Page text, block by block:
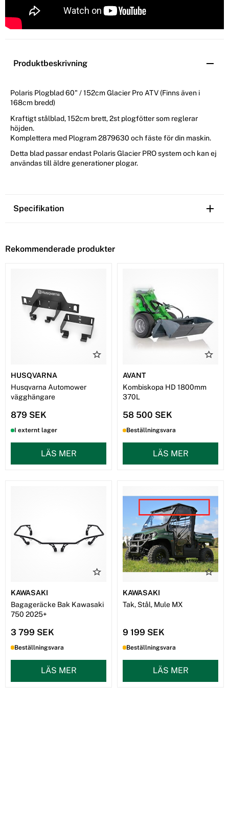
Produktbeskrivning
Polaris Plogblad 60" / 152cm Glacier Pro ATV (Finns även i
168cm bredd)
Kraftigt stålblad, 152cm brett, 2st plogfötter som reglerar
höjden.
Komplettera med Plogram 2879630 och fäste för din maskin.
Detta blad passar endast Polaris Glacier PRO system och kan ej
användas till äldre generationer plogar.
Specifikation
Rekommenderade produkter
HUSQVARNA
Husqvarna Automower
vägghängare
879 SEK
I externt lager
LÄS MER
AVANT
Kombiskopa HD 1800mm
370L
58 500 SEK
Beställningsvara
LÄS MER
KAWASAKI
Bagageräcke Bak Kawasaki
750 2025+
3 799 SEK
Beställningsvara
LÄS MER
KAWASAKI
Tak, Stål, Mule MX
9 199 SEK
Beställningsvara
LÄS MER